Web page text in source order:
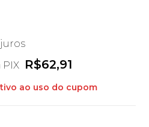
R$62,91
ao uso do cupom